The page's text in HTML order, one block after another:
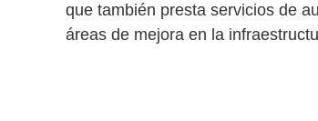
que también presta servicios de
áreas de mejora en la